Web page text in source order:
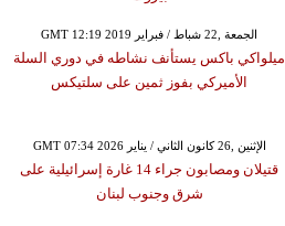
GMT 12:19 2019 الجمعة ,22 شباط / فبراير
ميلواكي باكس يستأنف نشاطه في دوري السلة
الأميركي بفوز ثمين على سلتيكس
GMT 07:34 2026 الإثنين ,26 كانون الثاني / يناير
قتيلان ومصابون جراء 14 غارة إسرائيلية على
شرق وجنوب لبنان